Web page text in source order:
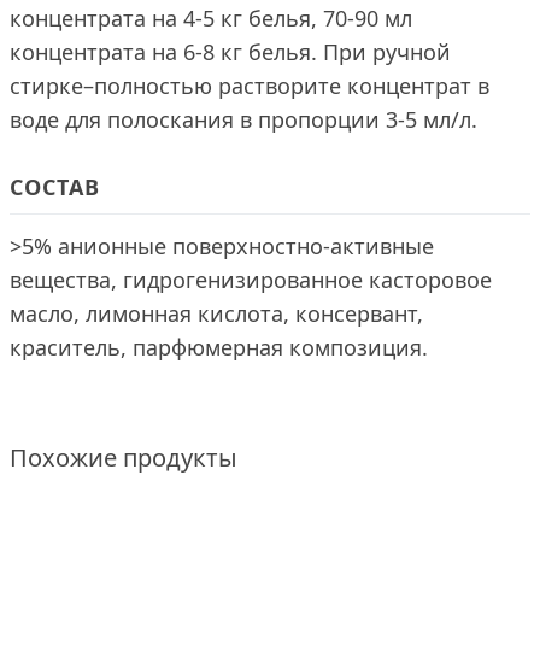
концентрата на 4-5 кг белья, 70-90 мл
концентрата на 6-8 кг белья. При ручной
стирке–полностью растворите концентрат в
воде для полоскания в пропорции 3-5 мл/л.
СОСТАВ
>5% анионные поверхностно-активные
вещества, гидрогенизированное касторовое
масло, лимонная кислота, консервант,
краситель, парфюмерная композиция.
Похожие продукты